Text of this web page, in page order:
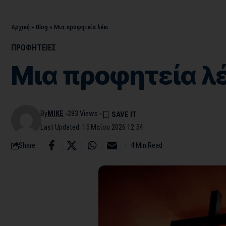
Αρχική » Blog » Μια προφητεία λέει …
ΠΡΟΦΗΤΕΙΕΣ
Μια προφητεία
Last Updated: 15 Μαΐου 2026 12:54
ByMIKE 283 Views
Share 4 Min Read